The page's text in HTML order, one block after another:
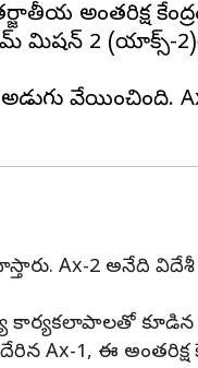
అంతరిక్ష
2 (యాక్స్-2)లో
వేయించింది.
Ax-2 అనేది విదేశీ
కార్యకలాపాలతో
Ax-1, ఈ